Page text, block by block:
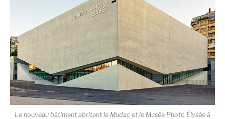
Le nouveau bâtiment abritant le Mudac et le Musée Photo Élysée à